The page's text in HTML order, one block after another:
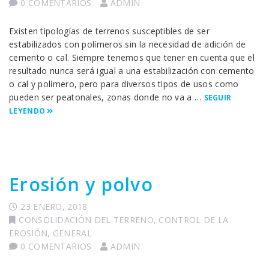
0 COMENTARIOS
ADMIN
Existen tipologías de terrenos susceptibles de ser
estabilizados con polímeros sin la necesidad de adición de
cemento o cal. Siempre tenemos que tener en cuenta que el
resultado nunca será igual a una estabilización con cemento
o cal y polímero, pero para diversos tipos de usos como
pueden ser peatonales, zonas donde no va a … SEGUIR
LEYENDO
Erosión y polvo
23 ENERO, 2018
CONSOLIDACIÓN DEL TERRENO, CONTROL DE LA
EROSIÓN, GENERAL
0 COMENTARIOS
ADMIN